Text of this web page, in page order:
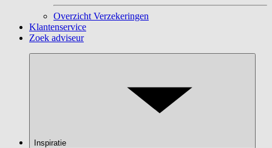
Overzicht Verzekeringen
Klantenservice
Zoek adviseur
Inspiratie